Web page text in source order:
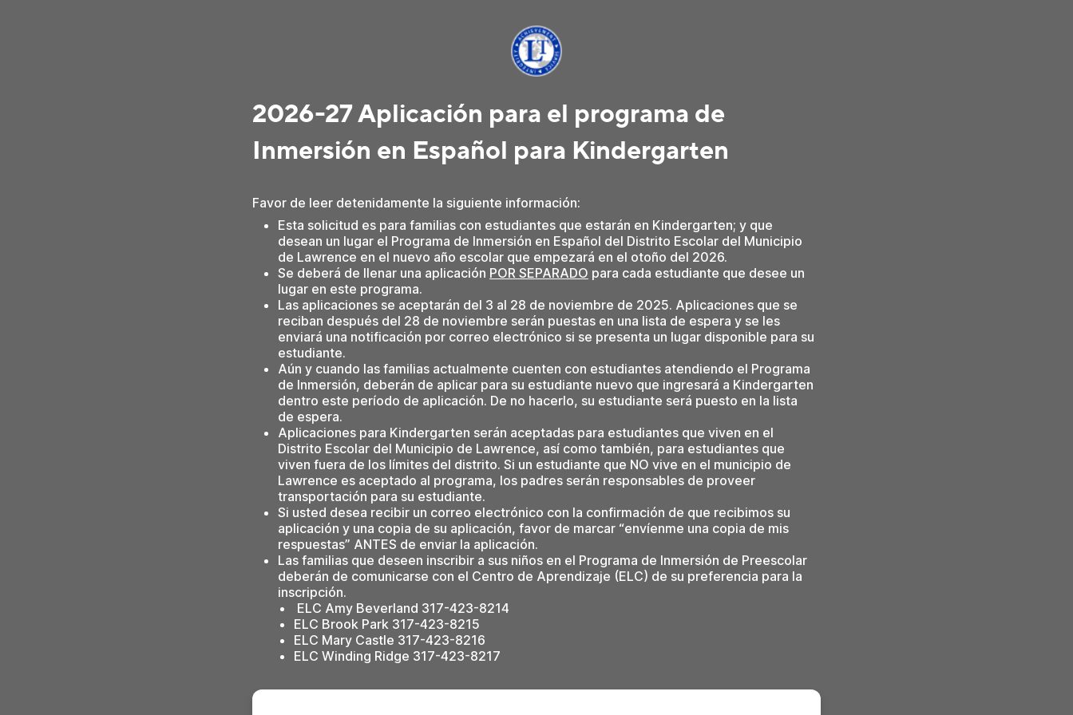
2026-27 Aplicación para el programa de
Inmersión en Español para Kindergarten
Favor de leer detenidamente la siguiente información:
Esta solicitud es para familias con estudiantes que estarán en Kindergarten; y que
desean un lugar el Programa de Inmersión en Español del Distrito Escolar del Municipio
de Lawrence en el nuevo año escolar que empezará en el otoño del 2026.
Se deberá de llenar una aplicación POR SEPARADO para cada estudiante que desee un
lugar en este programa.
Las aplicaciones se aceptarán del 3 al 28 de noviembre de 2025. Aplicaciones que se
reciban después del 28 de noviembre serán puestas en una lista de espera y se les
enviará una notificación por correo electrónico si se presenta un lugar disponible para su
estudiante.
Aún y cuando las familias actualmente cuenten con estudiantes atendiendo el Programa
de Inmersión, deberán de aplicar para su estudiante nuevo que ingresará a Kindergarten
dentro este período de aplicación. De no hacerlo, su estudiante será puesto en la lista
de espera.
Aplicaciones para Kindergarten serán aceptadas para estudiantes que viven en el
Distrito Escolar del Municipio de Lawrence, así como también, para estudiantes que
viven fuera de los límites del distrito. Si un estudiante que NO vive en el municipio de
Lawrence es aceptado al programa, los padres serán responsables de proveer
transportación para su estudiante.
Si usted desea recibir un correo electrónico con la confirmación de que recibimos su
aplicación y una copia de su aplicación, favor de marcar “envíenme una copia de mis
respuestas” ANTES de enviar la aplicación.
Las familias que deseen inscribir a sus niños en el Programa de Inmersión de Preescolar
deberán de comunicarse con el Centro de Aprendizaje (ELC) de su preferencia para la
inscripción.
ELC Amy Beverland 317-423-8214
ELC Brook Park 317-423-8215
ELC Mary Castle 317-423-8216
ELC Winding Ridge 317-423-8217